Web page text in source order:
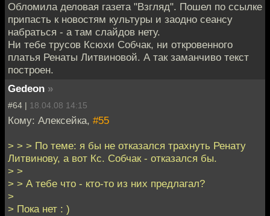
Обломила деловая газета "Взгляд". Пошел по ссылке
припасть к новостям культуры и заодно сеансу
набраться - а там слайдов нету.
Ни тебе трусов Ксюхи Собчак, ни откровенного
платья Ренаты Литвиновой. А так заманчиво текст
построен.
Gedeon »
#64 | 18.04.08 14:15
Кому: Алексейка, #55
> > > По теме: я бы не отказался трахнуть Ренату
Литвинову, а вот Кс. Собчак - отказался бы.
> >
> > А тебе что - кто-то из них предлагал?
>
> Пока нет : )